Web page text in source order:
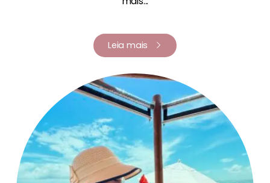
Leia mais
Renata Fernandes